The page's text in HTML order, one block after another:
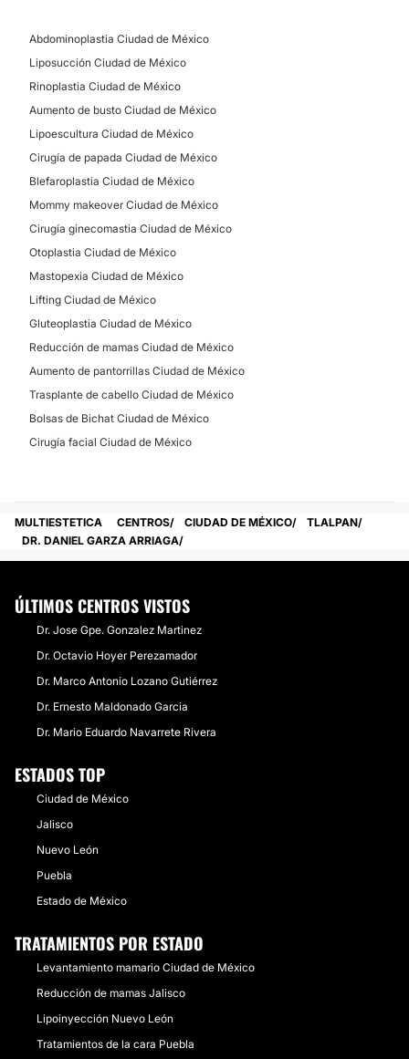
MEDICINA ESTÉTICA
Eliminación de cicatrices
Aumento de labios
Rejuvenecimiento facial
Abdominoplastia Ciudad de México
Liposucción Ciudad de México
Rinoplastia Ciudad de México
Aumento de busto Ciudad de México
Lipoescultura Ciudad de México
Cirugía de papada Ciudad de México
Blefaroplastia Ciudad de México
Mommy makeover Ciudad de México
Cirugía ginecomastia Ciudad de México
Otoplastia Ciudad de México
Mastopexia Ciudad de México
Lifting Ciudad de México
Gluteoplastia Ciudad de México
Reducción de mamas Ciudad de México
Aumento de pantorrillas Ciudad de México
Trasplante de cabello Ciudad de México
Bolsas de Bichat Ciudad de México
Cirugía facial Ciudad de México
MULTIESTETICA CENTROS CIUDAD DE MÉXICO
TLALPAN
DR. DANIEL GARZA ARRIAGA
ÚLTIMOS CENTROS VISTOS
Dr. Jose Gpe. Gonzalez Martinez
Dr. Octavio Hoyer Perezamador
Dr. Marco Antonio Lozano Gutiérrez
Dr. Ernesto Maldonado Garcia
Dr. Mario Eduardo Navarrete Rivera
ESTADOS TOP
Ciudad de México
Jalisco
Nuevo León
Puebla
Estado de México
TRATAMIENTOS POR ESTADO
Levantamiento mamario Ciudad de México
Reducción de mamas Jalisco
Lipoinyección Nuevo León
Tratamientos de la cara Puebla